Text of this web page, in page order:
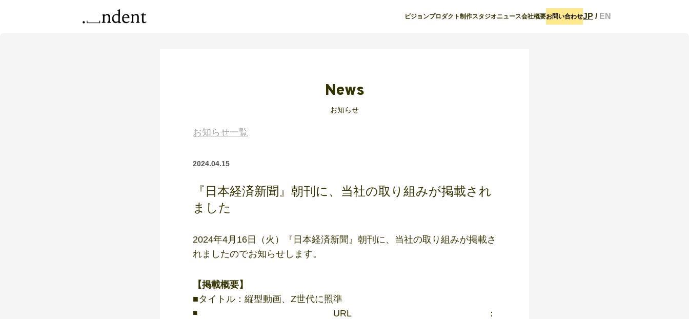
ビジョンプロダクト制作スタジオニュース会社概要お問い合わせJP / EN
News
お知らせ
お知らせ一覧
2024.04.15
『日本経済新聞』朝刊に、当社の取り組みが掲載され
ました
2024年4月16日（火）『日本経済新聞』朝刊に、当社の取り組みが掲載さ
れましたのでお知らせします。
【掲載概要】
■タイトル：縦型動画、Z世代に照準
◾️URL：